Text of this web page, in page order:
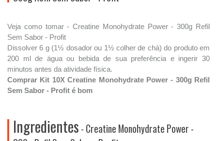
Veja como tomar - Creatine Monohydrate Power - 300g Refil
Sem Sabor - Profit
Dissolver 6 g (1½ dosador ou 1½ colher de chá) do produto em
200 ml de água ou bebida de sua preferência e ingerir 30
minutos antes da atividade física.
Comprar Kit 10X Creatine Monohydrate Power - 300g Refil
Sem Sabor - Profit é bom
Ingredientes - Creatine Monohydrate Power -